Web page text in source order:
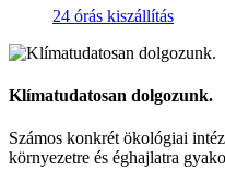
24 órás kiszállítás
Klímatudatosan dolgozunk.
Számos konkrét ökológiai
környezetre és éghajlatra